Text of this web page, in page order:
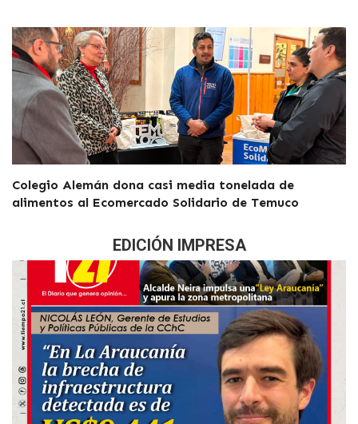
Colegio Alemán dona casi media tonelada de
alimentos al Ecomercado Solidario de Temuco
EDICIÓN IMPRESA